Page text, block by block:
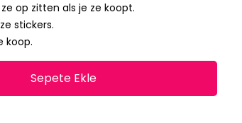
op zitten als je ze koopt.
stickers.
koop.
Sepete Ekle